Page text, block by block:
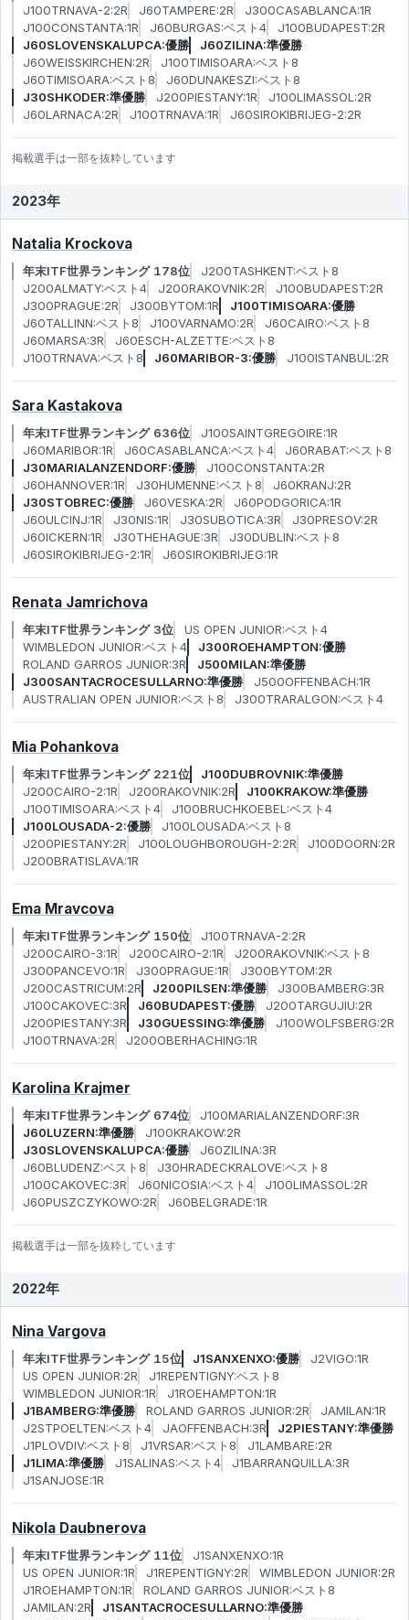
J100TRNAVA-2:2R J60TAMPERE:2R
J300CASABLANCA:1R
J100CONSTANTA:1R
J60BURGAS:ベスト4
J100BUDAPEST:2R
J60SLOVENSKALUPCA:優勝
J60ZILINA:準優勝
J60WEISSKIRCHEN:2R
J100TIMISOARA:ベスト8
J60TIMISOARA:ベスト8
J60DUNAKESZI:ベスト8
J30SHKODER:準優勝
J200PIESTANY:1R
J100LIMASSOL:2R
J60LARNACA:2R
J100TRNAVA:1R J60SIROKIBRIJEG-2:2R
掲載選手は一部を抜粋しています
2023年
Natalia Krockova
年末ITF世界ランキング 178位
J200TASHKENT:ベスト8
J200ALMATY:ベスト4
J200RAKOVNIK:2R
J100BUDAPEST:2R
J300PRAGUE:2R
J300BYTOM:1R
J100TIMISOARA:優勝
J60TALLINN:ベスト8
J100VARNAMO:2R
J60CAIRO:ベスト8
J60MARSA:3R
J60ESCH-ALZETTE:ベスト8
J100TRNAVA:ベスト8
J60MARIBOR-3:優勝 J100ISTANBUL:2R
Sara Kastakova
年末ITF世界ランキング 636位
J100SAINTGREGOIRE:1R
J60MARIBOR:1R
J60CASABLANCA:ベスト4
J60RABAT:ベスト8
J30MARIALANZENDORF:優勝
J100CONSTANTA:2R
J60HANNOVER:1R
J30HUMENNE:ベスト8
J60KRANJ:2R
J30STOBREC:優勝
J60VESKA:2R
J60PODGORICA:1R
J60ULCINJ:1R
J30NIS:1R J30SUBOTICA:3R
J30PRESOV:2R
J60ICKERN:1R
J30THEHAGUE:3R
J30DUBLIN:ベスト8
J60SIROKIBRIJEG-2:1R
J60SIROKIBRIJEG:1R
Renata Jamrichova
年末ITF世界ランキング 3位
US OPEN JUNIOR:ベスト4
WIMBLEDON JUNIOR:ベスト4
J300ROEHAMPTON:優勝
ROLAND GARROS JUNIOR:3R
J500MILAN:準優勝
J300SANTACROCESULLARNO:準優勝
J500OFFENBACH:1R
AUSTRALIAN OPEN JUNIOR:ベスト8
J300TRARALGON:ベスト4
Mia Pohankova
年末ITF世界ランキング 221位
J100DUBROVNIK:準優勝
J200CAIRO-2:1R
J200RAKOVNIK:2R
J100KRAKOW:準優勝
J100TIMISOARA:ベスト4
J100BRUCHKOEBEL:ベスト4
J100LOUSADA-2:優勝
J100LOUSADA:ベスト8
J200PIESTANY:2R
J100LOUGHBOROUGH-2:2R
J100DOORN:2R
J200BRATISLAVA:1R
Ema Mravcova
年末ITF世界ランキング 150位
J100TRNAVA-2:2R
J200CAIRO-3:1R
J200CAIRO-2:1R
J200RAKOVNIK:ベスト8
J300PANCEVO:1R
J300PRAGUE:1R
J300BYTOM:2R
J200CASTRICUM:2R
J200PILSEN:準優勝
J300BAMBERG:3R
J100CAKOVEC:3R
J60BUDAPEST:優勝
J200TARGUJIU:2R
J200PIESTANY:3R
J30GUESSING:準優勝
J100WOLFSBERG:2R
J100TRNAVA:2R
J200OBERHACHING:1R
Karolina Krajmer
年末ITF世界ランキング 674位
J100MARIALANZENDORF:3R
J60LUZERN:準優勝
J100KRAKOW:2R
J30SLOVENSKALUPCA:優勝
J60ZILINA:3R
J60BLUDENZ:ベスト8
J30HRADECKRALOVE:ベスト8
J100CAKOVEC:3R
J60NICOSIA:ベスト4
J100LIMASSOL:2R
J60PUSZCZYKOWO:2R
J60BELGRADE:1R
掲載選手は一部を抜粋しています
2022年
Nina Vargova
年末ITF世界ランキング 15位 J1SANXENXO:優勝
J2VIGO:1R
US OPEN JUNIOR:2R
J1REPENTIGNY:ベスト8
WIMBLEDON JUNIOR:1R
J1ROEHAMPTON:1R
J1BAMBERG:準優勝
ROLAND GARROS JUNIOR:2R
JAMILAN:1R
J2STPOELTEN:ベスト4
JAOFFENBACH:3R
J2PIESTANY:準優勝
J1PLOVDIV:ベスト8
J1VRSAR:ベスト8
J1LAMBARE:2R
J1LIMA:準優勝
J1SALINAS:ベスト4
J1BARRANQUILLA:3R
J1SANJOSE:1R
Nikola Daubnerova
年末ITF世界ランキング 11位
J1SANXENXO:1R
US OPEN JUNIOR:1R
J1REPENTIGNY:2R
WIMBLEDON JUNIOR:2R
J1ROEHAMPTON:1R
ROLAND GARROS JUNIOR:ベスト8
JAMILAN:2R
J1SANTACROCESULLARNO:準優勝